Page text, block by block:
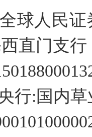
球人民
直门支行
行:国内